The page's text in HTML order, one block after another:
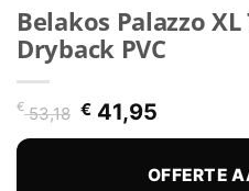
Belakos Palazzo
Dryback PVC
€53,18 Oorspronkelijke
prijs
€ 53,18.
€41,95Huidige
prijs
€ 41,95.
OFFERTE